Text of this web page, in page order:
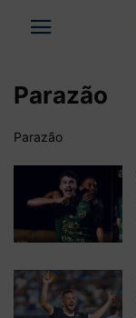
Parazão
Parazão